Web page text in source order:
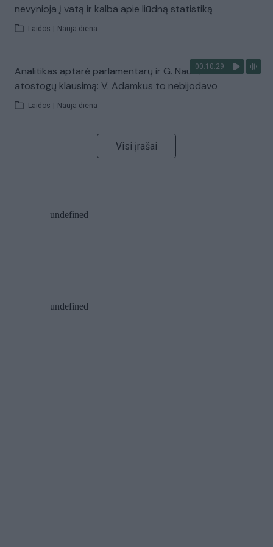
nevynioja į vatą ir kalba apie liūdną statistiką
Laidos Nauja diena
00:10:29
Analitikas aptarė parlamentarų ir G. Nausėdos
atostogų klausimą: V. Adamkus to nebijodavo
Laidos Nauja diena
Visi įrašai